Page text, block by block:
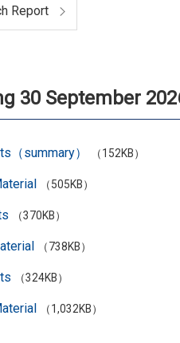
Report
30 September
（summary） （152KB）
（505KB）
（370KB）
（738KB）
（324KB）
（1,032KB）